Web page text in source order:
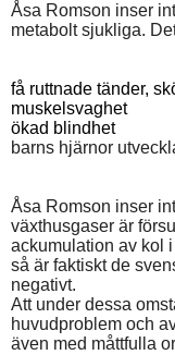
Åsa Romson inser
metabolt sjukliga.
få ruttnade tänder,
muskelsvaghet
ökad blindhet
barns hjärnor
Åsa Romson inser
växthusgaser är
ackumulation av kol
så är faktiskt de
negativt.
Att under dessa
huvudproblem och
även med måttfulla